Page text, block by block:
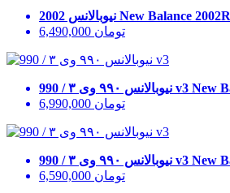
New Balance 2002R
6,490,000 تومان
نیوبالانس ۹۹۰ وی ۳ / 990 v3 New
6,990,000 تومان
نیوبالانس ۹۹۰ وی ۳ / 990 v3 New
6,590,000 تومان